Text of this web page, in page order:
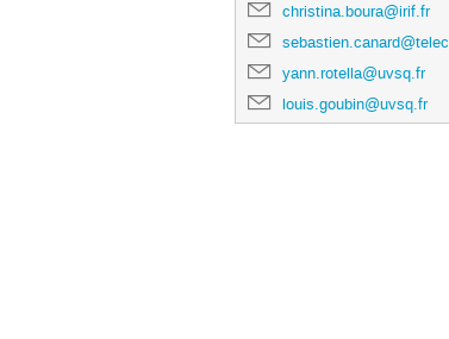
christina.boura@irif.fr
sebastien.canard@telecom-paris.fr
yann.rotella@uvsq.fr
louis.goubin@uvsq.fr